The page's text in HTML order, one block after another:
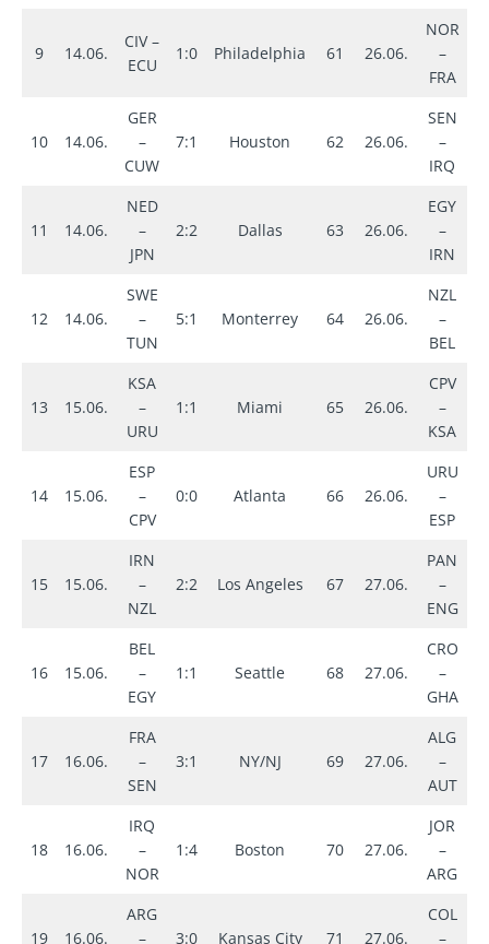
9 14.06.
CIV –
ECU
1:0 Philadelphia 61 26.06.
NOR
–
FRA
10 14.06.
GER
–
CUW
7:1 Houston 62 26.06.
SEN
–
IRQ
11 14.06.
NED
–
JPN
2:2 Dallas 63 26.06.
EGY
–
IRN
12 14.06.
SWE
–
TUN
5:1 Monterrey 64 26.06.
NZL
–
BEL
13 15.06.
KSA
–
URU
1:1 Miami 65 26.06.
CPV
–
KSA
14 15.06.
ESP
–
CPV
0:0 Atlanta 66 26.06.
URU
–
ESP
15 15.06.
IRN
–
NZL
2:2 Los Angeles 67 27.06.
PAN
–
ENG
16 15.06.
BEL
–
EGY
1:1 Seattle 68 27.06.
CRO
–
GHA
17 16.06.
FRA
–
SEN
3:1 NY/NJ 69 27.06.
ALG
–
AUT
18 16.06.
IRQ
–
NOR
1:4 Boston 70 27.06.
JOR
–
ARG
19 16.06.
ARG
–
3:0 Kansas City 71 27.06.
COL
–